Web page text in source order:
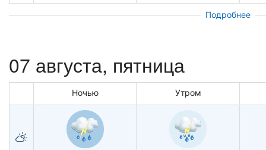
Подробнее
07 августа, пятница
Ночью Утром